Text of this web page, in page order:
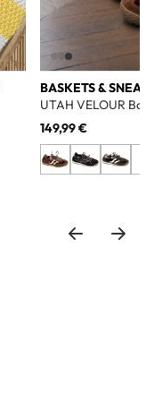
BASKETS &
UTAH VELOUR
149,99 €